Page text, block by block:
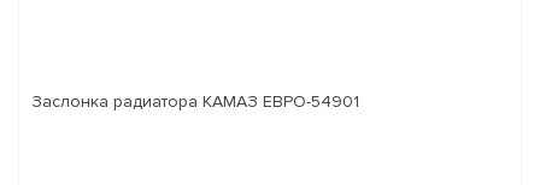
Заслонка радиатора КАМАЗ ЕВРО-54901